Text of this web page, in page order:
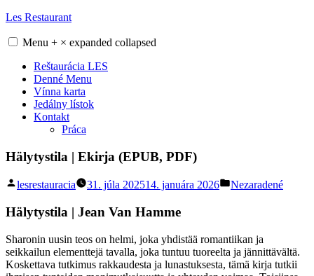
Skip
content
Les Restaurant
Menu + × expanded collapsed
Reštaurácia LES
Denné Menu
Vínna karta
Jedálny lístok
Kontakt
Práca
Hälytystila | Ekirja (EPUB, PDF)
Posted
lesrestauracia 31. júla 202514. januára 2026
Posted
Nezaradené
Hälytystila | Jean Van Hamme
Sharonin uusin teos on helmi, joka yhdistää romantiikan ja
seikkailun elementtejä tavalla, joka tuntuu tuoreelta ja jännittävältä.
Koskettava tutkimus rakkaudesta ja lunastuksesta, tämä kirja tutkii